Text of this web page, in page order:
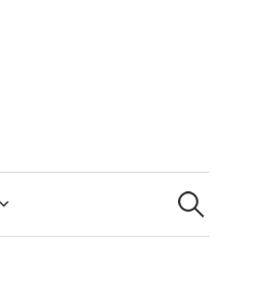
Suchen
nach: